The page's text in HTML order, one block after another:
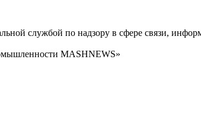
службой по надзору в сфере связи,
MASHNEWS»